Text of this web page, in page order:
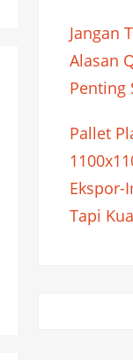
Jangan
Alasan
Penting
Pallet
Ekspor-
Tapi